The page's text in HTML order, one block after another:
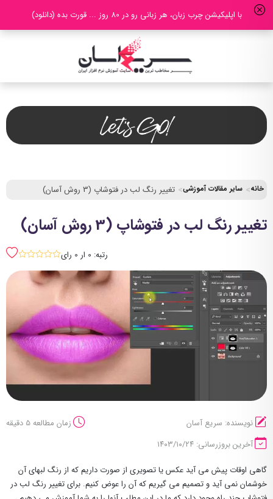
با اپلیکیشن چرب زبان، هر زبانی رو در 80 روز ... قورت بده (دانلود)
خانه سایر مقالات آموزشی تغییر رنگ لب در فتوشاپ (3 روش آسان)
تغییر رنگ لب در فتوشاپ (3 روش آسان)
رتبه: 0 ار 0 رای sssss
نویسنده: سریع آسان
زمان مطالعه 5 دقیقه
آخرین بروزرسانی: ۱۴۰۳/۱۰/۲۴
گاهی اوقات پیش می آید عکس یا تصویری از صورت داریم که از رنگ لبهای آن
خوشمان نمی آید و تصمیم می گیریم که آن را عوض کنیم. برای تغییر رنگ لب در